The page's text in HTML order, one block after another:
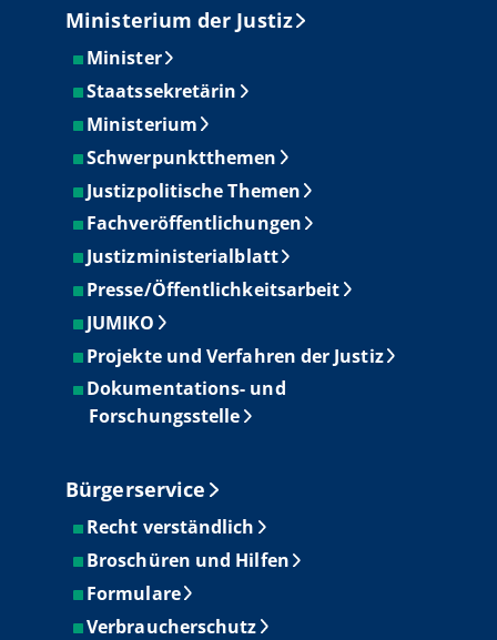
Ministerium der Justiz
Minister
Staatssekretärin
Ministerium
Schwerpunktthemen
Justizpolitische Themen
Fachveröffentlichungen
Justizministerialblatt
Presse/Öffentlichkeitsarbeit
JUMIKO
Projekte und Verfahren der Justiz
Dokumentations- und
Forschungsstelle
Bürgerservice
Recht verständlich
Broschüren und Hilfen
Formulare
Verbraucherschutz